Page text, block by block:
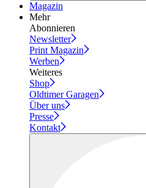
Magazin
Mehr
Abonnieren
Newsletter
Print Magazin
Werben
Weiteres
Shop
Oldtimer Garagen
Über uns
Presse
Kontakt